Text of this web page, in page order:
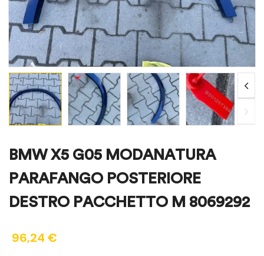
BMW X5 G05 MODANATURA
PARAFANGO POSTERIORE
DESTRO PACCHETTO M 8069292
96,24 €